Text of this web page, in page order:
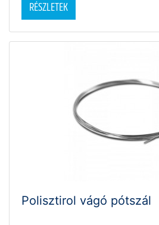
RÉSZLETEK
Polisztirol vágó pótszál